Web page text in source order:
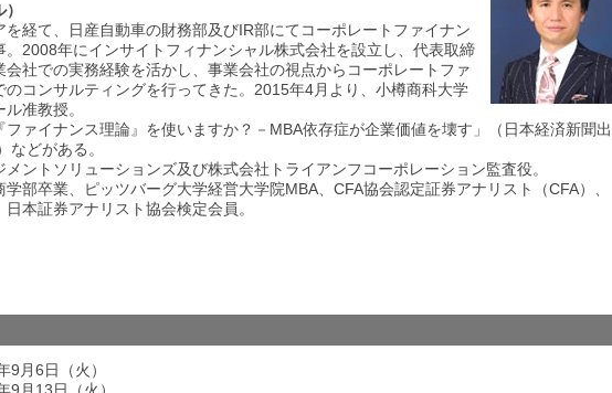
を経て、日産自動車の財務部及びIR部にてコーポレートファイナン
。2008年にインサイトフィナンシャル株式会社を設立し、代表取締
会社での実務経験を活かし、事業会社の視点からコーポレートファ
のコンサルティングを行ってきた。2015年4月より、小樽商科大学
准教授。
ファイナンス理論』を使いますか？－MBA依存症が企業価値を壊す」（日本経済新聞出
などがある。
メントソリューションズ及び株式会社トライアンフコーポレーション監査役。
学部卒業、ピッツバーグ大学経営大学院MBA、CFA協会認定証券アナリスト（CFA）、
本証券アナリスト協会検定会員。
9月6日（火）